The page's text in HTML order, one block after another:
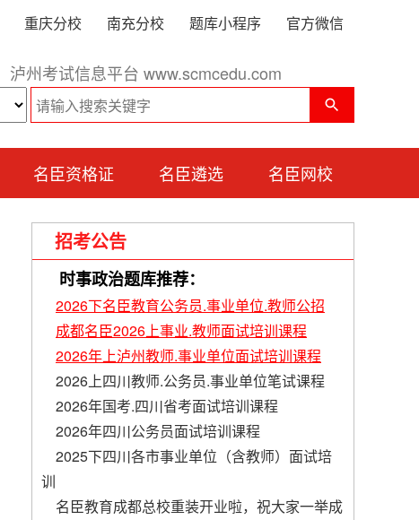
重庆分校 南充分校 题库小程序 官方微信
泸州考试信息平台 www.scmcedu.com
名臣资格证 名臣遴选 名臣网校
招考公告
时事政治题库推荐：
2026下名臣教育公务员.事业单位.教师公招
成都名臣2026上事业.教师面试培训课程
2026年上泸州教师.事业单位面试培训课程
2026上四川教师.公务员.事业单位笔试课程
2026年国考.四川省考面试培训课程
2026年四川公务员面试培训课程
2025下四川各市事业单位（含教师）面试培
训
名臣教育成都总校重装开业啦，祝大家一举成